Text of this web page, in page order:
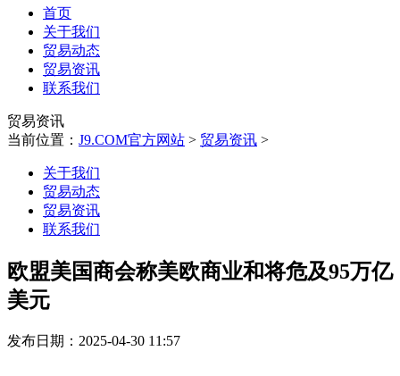
首页
关于我们
贸易动态
贸易资讯
联系我们
贸易资讯
当前位置： J9.COM官方网站 > 贸易资讯 >
关于我们
贸易动态
贸易资讯
联系我们
欧盟美国商会称美欧商业和将危及95万亿
美元
发布日期：2025-04-30 11:57